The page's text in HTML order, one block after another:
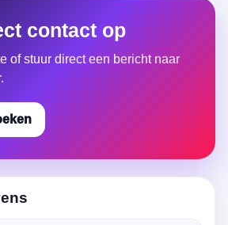
contact op
of stuur direct een bericht naar